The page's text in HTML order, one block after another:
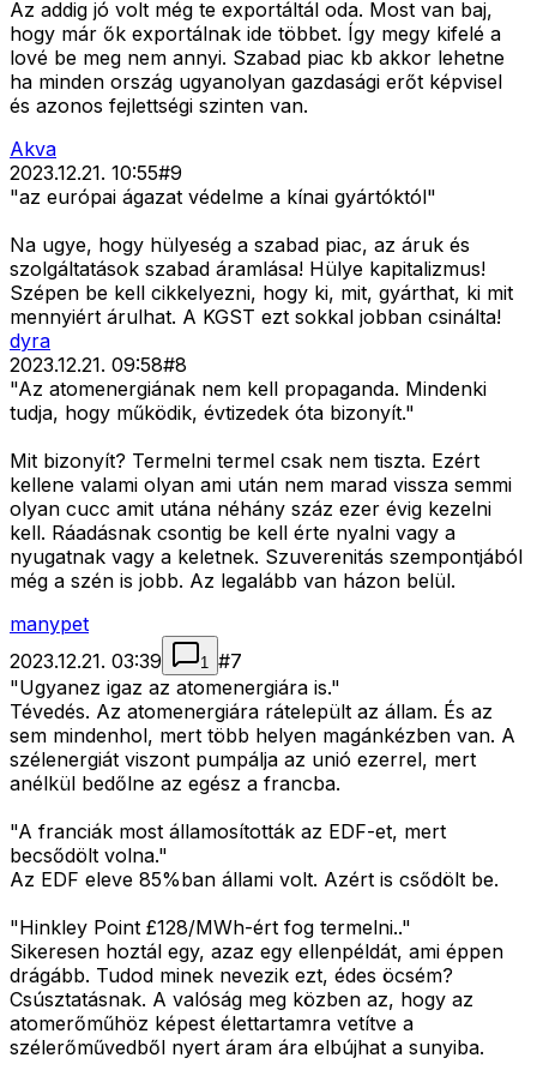
Az addig jó volt még te exportáltál oda. Most van baj,
hogy már ők exportálnak ide többet. Így megy kifelé a
lové be meg nem annyi. Szabad piac kb akkor lehetne
ha minden ország ugyanolyan gazdasági erőt képvisel
és azonos fejlettségi szinten van.
Akva
2023.12.21. 10:55#9
"az európai ágazat védelme a kínai gyártóktól"
Na ugye, hogy hülyeség a szabad piac, az áruk és
szolgáltatások szabad áramlása! Hülye kapitalizmus!
Szépen be kell cikkelyezni, hogy ki, mit, gyárthat, ki mit
mennyiért árulhat. A KGST ezt sokkal jobban csinálta!
dyra
2023.12.21. 09:58#8
"Az atomenergiának nem kell propaganda. Mindenki
tudja, hogy működik, évtizedek óta bizonyít."
Mit bizonyít? Termelni termel csak nem tiszta. Ezért
kellene valami olyan ami után nem marad vissza semmi
olyan cucc amit utána néhány száz ezer évig kezelni
kell. Ráadásnak csontig be kell érte nyalni vagy a
nyugatnak vagy a keletnek. Szuverenitás szempontjából
még a szén is jobb. Az legalább van házon belül.
manypet
2023.12.21. 03:39
1 #7
"Ugyanez igaz az atomenergiára is."
Tévedés. Az atomenergiára rátelepült az állam. És az
sem mindenhol, mert több helyen magánkézben van. A
szélenergiát viszont pumpálja az unió ezerrel, mert
anélkül bedőlne az egész a francba.
"A franciák most államosították az EDF-et, mert
becsődölt volna."
Az EDF eleve 85%ban állami volt. Azért is csődölt be.
"Hinkley Point £128/MWh-ért fog termelni.."
Sikeresen hoztál egy, azaz egy ellenpéldát, ami éppen
drágább. Tudod minek nevezik ezt, édes öcsém?
Csúsztatásnak. A valóság meg közben az, hogy az
atomerőműhöz képest élettartamra vetítve a
szélerőművedből nyert áram ára elbújhat a sunyiba.